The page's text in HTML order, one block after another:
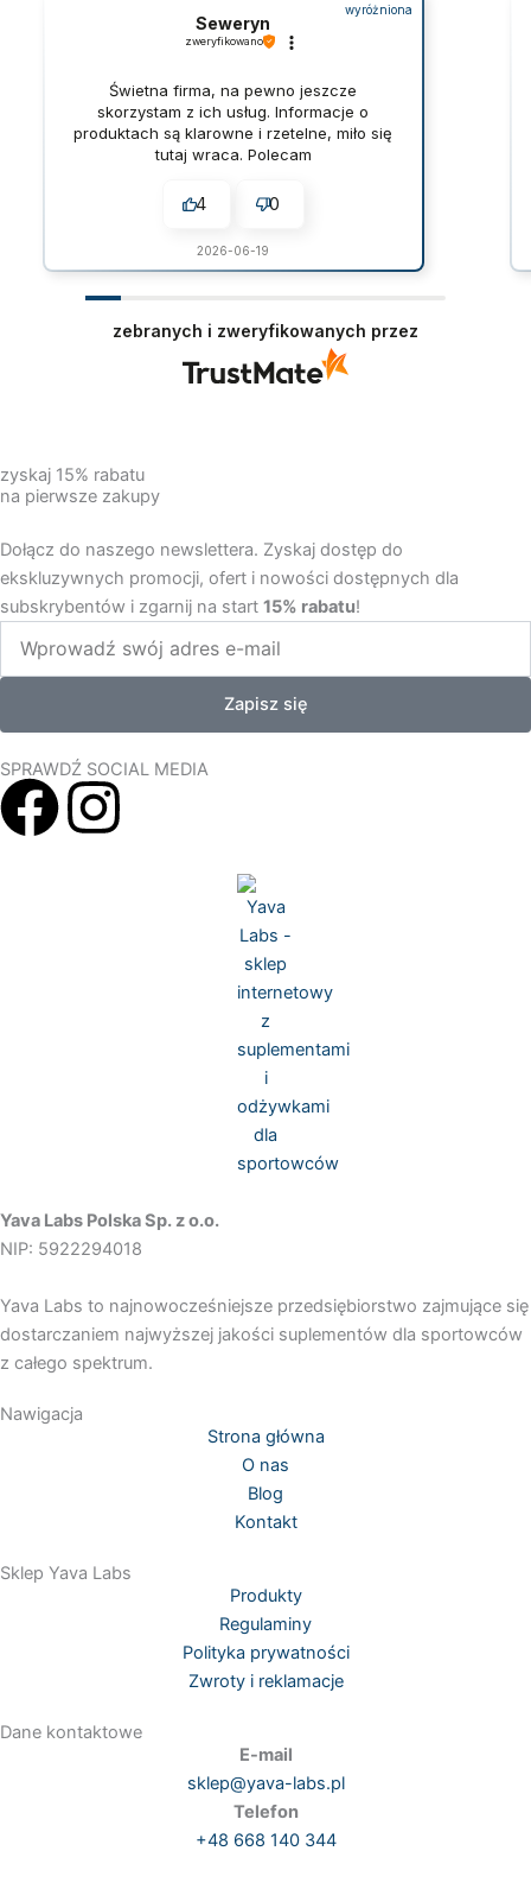
wyróżniona
Seweryn
zweryfikowano
Świetna firma, na pewno jeszcze
skorzystam z ich usług. Informacje o
produktach są klarowne i rzetelne, miło się
tutaj wraca. Polecam
4 0
2026-06-19
zebranych i zweryfikowanych przez
zyskaj 15% rabatu
na pierwsze zakupy
Dołącz do naszego newslettera. Zyskaj dostęp do
ekskluzywnych promocji, ofert i nowości dostępnych dla
subskrybentów i zgarnij na start 15% rabatu!
Zapisz się
SPRAWDŹ SOCIAL MEDIA
F
k
I
a
m
Yava Labs Polska Sp. z o.o.
NIP: 5922294018
Yava Labs to najnowocześniejsze przedsiębiorstwo zajmujące się
dostarczaniem najwyższej jakości suplementów dla sportowców
z całego spektrum.
Nawigacja
Strona główna
O nas
Blog
Kontakt
Sklep Yava Labs
Produkty
Regulaminy
Polityka prywatności
Zwroty i reklamacje
Dane kontaktowe
E-mail
sklep@yava-labs.pl
Telefon
+48 668 140 344